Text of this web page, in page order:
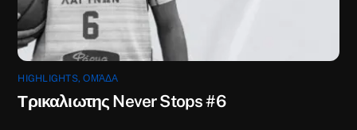
HIGHLIGHTS,ΟΜΆΔΑ
Τρικαλιωτης Never Stops #6